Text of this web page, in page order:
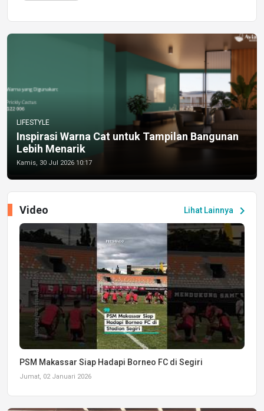
LIFESTYLE
Inspirasi Warna Cat untuk Tampilan Bangunan
Lebih Menarik
Kamis, 30 Jul 2026 10:17
Lihat Lainnya chevron_right
Video
PSM Makassar Siap Hadapi Borneo FC di Segiri
Jumat, 02 Januari 2026